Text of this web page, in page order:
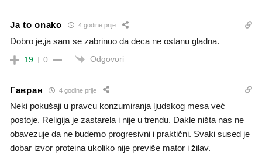
Ja to onako 4 godine prije
Dobro je,ja sam se zabrinuo da deca ne ostanu gladna.
19 0 Odgovori
Гавран 4 godine prije
Neki pokušaji u pravcu konzumiranja ljudskog mesa već
postoje. Religija je zastarela i nije u trendu. Dakle ništa nas ne
obavezuje da ne budemo progresivni i praktični. Svaki sused je
dobar izvor proteina ukoliko nije previše mator i žilav.